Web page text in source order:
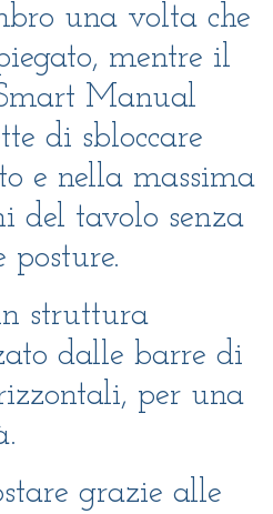
una volta che
mentre il
Manual
di sbloccare
e nella massima
del tavolo senza
posture.
struttura
dalle barre di
per una
grazie alle